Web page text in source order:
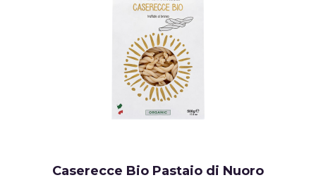
Caserecce Bio Pastaio di Nuoro